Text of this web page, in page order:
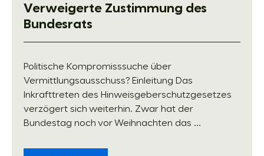
Verweigerte Zustimmung des
Bundesrats
Politische Kompromisssuche über
Vermittlungsausschuss? Einleitung Das
Inkrafttreten des Hinweisgeberschutzgesetzes
verzögert sich weiterhin. Zwar hat der
Bundestag noch vor Weihnachten das ...